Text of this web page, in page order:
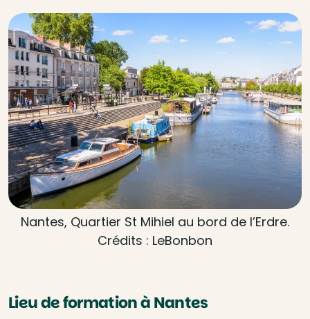
Nantes, Quartier St Mihiel au bord de l’Erdre.
Crédits : LeBonbon
Lieu de formation à Nantes